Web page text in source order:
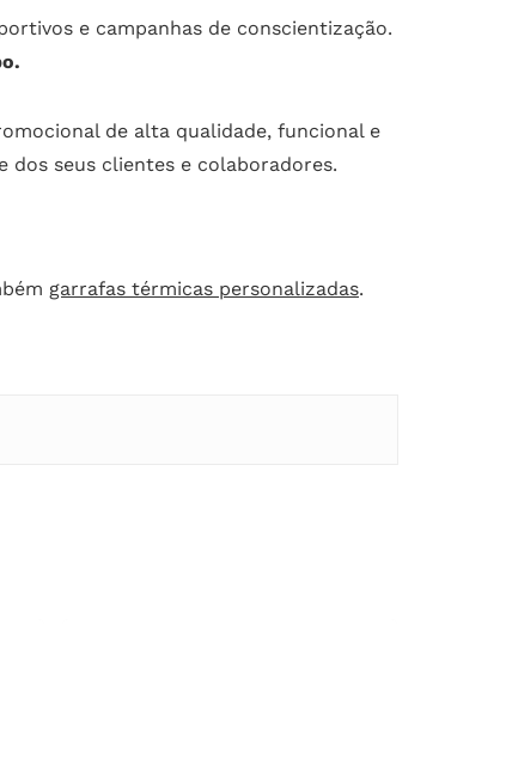
e campanhas de conscientização.
de alta qualidade, funcional e
dos seus clientes e colaboradores.
garrafas térmicas personalizadas.